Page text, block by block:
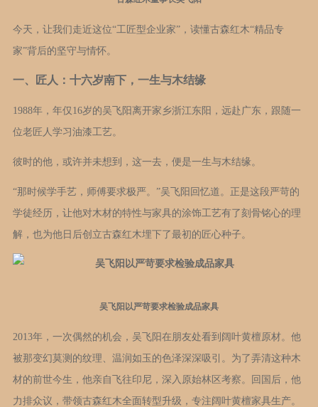
今天，让我们走近这位“工匠型企业家”，读懂古森红木“精品专
家”背后的坚守与情怀。
一、匠人：十六岁南下，一生与木结缘
1988年，年仅16岁的吴飞阳离开家乡浙江东阳，远赴广东，跟随一
位老匠人学习油漆工艺。
彼时的他，或许并未想到，这一去，便是一生与木结缘。
“那时候学手艺，师傅要求极严。”吴飞阳回忆道。正是这段严苛的
学徒经历，让他对木材的特性与家具的涂饰工艺有了刻骨铭心的理
解，也为他日后创立古森红木埋下了最初的匠心种子。
吴飞阳以严苛要求检验成品家具
2013年，一次偶然的机会，吴飞阳在朋友处看到阔叶黄檀原材。他
被那变幻莫测的纹理、温润如玉的色泽深深吸引。为了弄清这种木
材的前世今生，他亲自飞往印尼，深入原始林区考察。回国后，他
力排众议，带领古森红木全面转型升级，专注阔叶黄檀家具生产。